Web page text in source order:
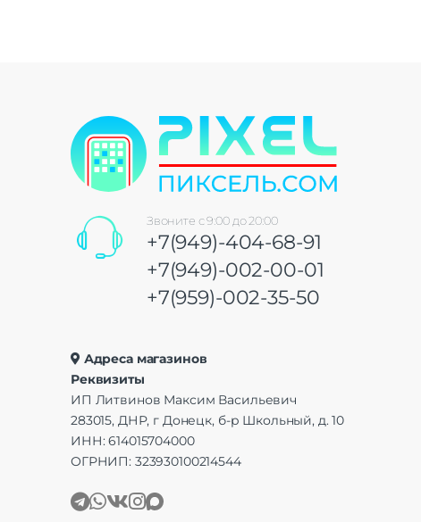
Звоните с 9:00 до 20:00
+7(949)-404-68-91
+7(949)-002-00-01
+7(959)-002-35-50
Адреса магазинов
Реквизиты
ИП Литвинов Максим Васильевич
283015, ДНР, г Донецк, б-р Школьный, д. 10
ИНН: 614015704000
ОГРНИП: 323930100214544